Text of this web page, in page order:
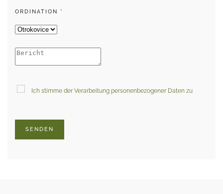
ORDINATION *
Ich stimme der Verarbeitung personenbezogener Daten zu
SENDEN